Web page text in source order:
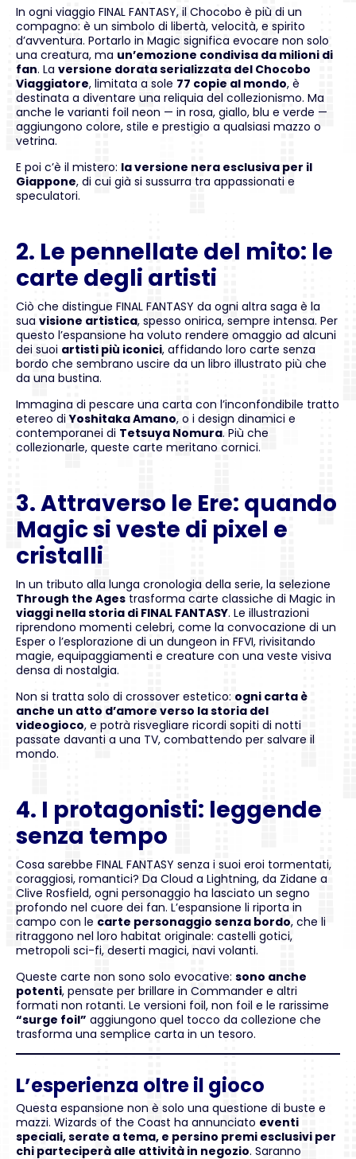
In ogni viaggio FINAL FANTASY, il Chocobo è più di un
compagno: è un simbolo di libertà, velocità, e spirito
d’avventura. Portarlo in Magic significa evocare non solo
una creatura, ma un’emozione condivisa da milioni di
fan. La versione dorata serializzata del Chocobo
Viaggiatore, limitata a sole 77 copie al mondo, è
destinata a diventare una reliquia del collezionismo. Ma
anche le varianti foil neon — in rosa, giallo, blu e verde —
aggiungono colore, stile e prestigio a qualsiasi mazzo o
vetrina.
E poi c’è il mistero: la versione nera esclusiva per il
Giappone, di cui già si sussurra tra appassionati e
speculatori.
2. Le pennellate del mito: le
carte degli artisti
Ciò che distingue FINAL FANTASY da ogni altra saga è la
sua visione artistica, spesso onirica, sempre intensa. Per
questo l’espansione ha voluto rendere omaggio ad alcuni
dei suoi artisti più iconici, affidando loro carte senza
bordo che sembrano uscire da un libro illustrato più che
da una bustina.
Immagina di pescare una carta con l’inconfondibile tratto
etereo diYoshitaka Amano, o i design dinamici e
contemporanei di Tetsuya Nomura. Più che
collezionarle, queste carte meritano cornici.
3. Attraverso le Ere: quando
Magic si veste di pixel e
cristalli
In un tributo alla lunga cronologia della serie, la selezione
Through the Ages trasforma carte classiche di Magic in
viaggi nella storia di FINAL FANTASY. Le illustrazioni
riprendono momenti celebri, come la convocazione di un
Esper o l’esplorazione di un dungeon in FFVI, rivisitando
magie, equipaggiamenti e creature con una veste visiva
densa di nostalgia.
Non si tratta solo di crossover estetico: ogni carta è
anche un atto d’amore verso la storia del
videogioco, e potrà risvegliare ricordi sopiti di notti
passate davanti a una TV, combattendo per salvare il
mondo.
4. I protagonisti: leggende
senza tempo
Cosa sarebbe FINAL FANTASY senza i suoi eroi tormentati,
coraggiosi, romantici? Da Cloud a Lightning, da Zidane a
Clive Rosfield, ogni personaggio ha lasciato un segno
profondo nel cuore dei fan. L’espansione li riporta in
campo con le carte personaggio senza bordo, che li
ritraggono nel loro habitat originale: castelli gotici,
metropoli sci-fi, deserti magici, navi volanti.
Queste carte non sono solo evocative: sono anche
potenti, pensate per brillare in Commander e altri
formati non rotanti. Le versioni foil, non foil e le rarissime
“surge foil” aggiungono quel tocco da collezione che
trasforma una semplice carta in un tesoro.
L’esperienza oltre il gioco
Questa espansione non è solo una questione di buste e
mazzi. Wizards of the Coast ha annunciato eventi
speciali, serate a tema, e persino premi esclusivi per
chi parteciperà alle attività in negozio. Saranno